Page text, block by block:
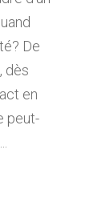
De
dès
en
peut-